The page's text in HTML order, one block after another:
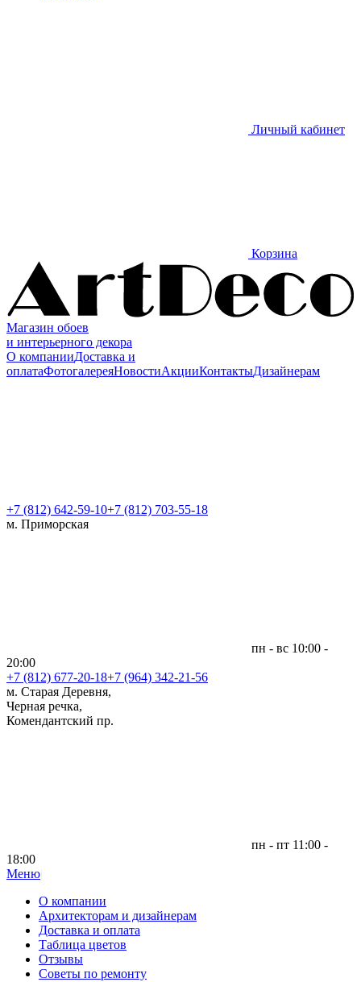
Личный кабинет
Корзина
Магазин обоев
и интерьерного декора
О компанииДоставка и
оплатаФотогалереяНовостиАкцииКонтактыДизайнерам
+7 (812) 642-59-10+7 (812) 703-55-18
м. Приморская
пн - вс 10:00 -
20:00
+7 (812) 677-20-18+7 (964) 342-21-56
м. Старая Деревня,
Черная речка,
Комендантский пр.
пн - пт 11:00 -
18:00
Меню|
О компании
Архитекторам и дизайнерам
Доставка и оплата
Таблица цветов
Отзывы
Советы по ремонту